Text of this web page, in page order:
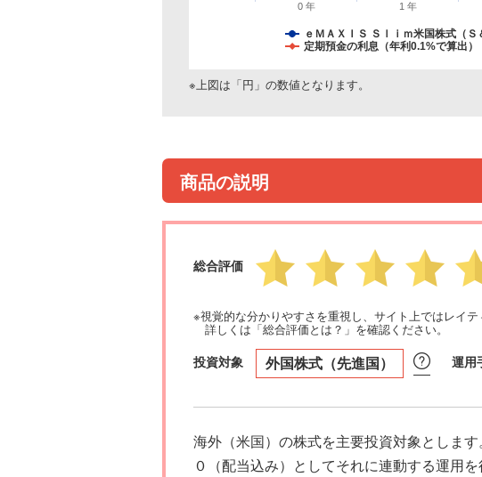
ｅＭＡＸＩＳ Ｓｌｉｍ米国株式（
定期預金の利息（年利0.1%で算出）
0 年 1 年
※上図は「円」の数値となります。
商品の説明
総合評価
※視覚的な分かりやすさを重視し、サイト上ではレイテ
詳しくは「総合評価とは？」を確認ください。
投資対象 外国株式（先進国） 運用
海外（米国）の株式を主要投資対象としま
０（配当込み）としてそれに連動する運用